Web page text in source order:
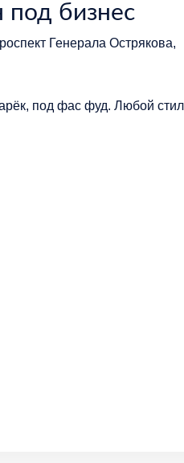
бизнес
Генерала Острякова,
под фас фуд. Любой